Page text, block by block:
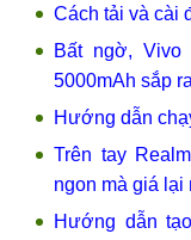
Cách tải và cài
Bất ngờ, Vivo
5000mAh sắp
Hướng dẫn
Trên tay
ngon mà giá lại
Hướng dẫn